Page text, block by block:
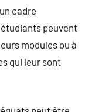
cadre
peuvent
modules ou à
qui leur sont